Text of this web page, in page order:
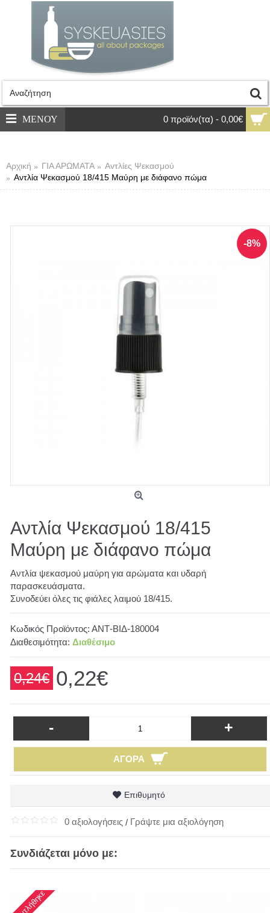
0 προϊόν(τα) - 0,00€
ΜΕΝΟΥ
Αρχική ΓΙΑ ΑΡΩΜΑΤΑ
Αντλίες Ψεκασμού
Αντλία Ψεκασμού 18/415 Μαύρη με διάφανο πώμα
-8%
Αντλία Ψεκασμού 18/415
Μαύρη με διάφανο πώμα
Αντλία ψεκασμού μαύρη για αρώματα και υδαρή
παρασκευάσματα.
Συνοδεύει όλες τις φιάλες λαιμού 18/415.
Κωδικός Προϊόντος: ΑΝΤ-ΒΙΔ-180004
Διαθεσιμότητα: Διαθέσιμο
0,24€ 0,22€
- +
ΑΓΟΡΆ
Επιθυμητό
0 αξιολογήσεις / Γράψτε μια αξιολόγηση
Συνδιάζεται μόνο με: